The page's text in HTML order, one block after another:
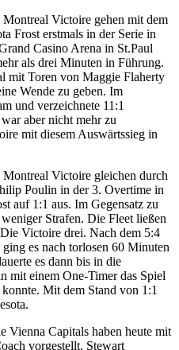
Victoire gehen mit dem
Frost erstmals in der Serie in
Casino Arena in St.Paul
als drei Minuten in Führung.
mit Toren von Maggie Flaherty
Wende zu geben. Im
und verzeichnete 11:1
aber nicht mehr zu
mit diesem Auswärtssieg in
Victoire gleichen durch
Poulin in der 3. Overtime in
auf 1:1 aus. Im Gegensatz zu
Strafen. Die Fleet ließen
Victoire drei. Nach dem 5:4
es nach torlosen 60 Minuten
es dann bis in die
mit einem One-Timer das Spiel
Mit dem Stand von 1:1
Vienna Capitals haben heute mit
vorgestellt. Stewart